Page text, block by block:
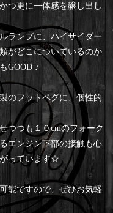
つ更に一体感を醸し出し
ランプに、ハイサイダー
がどこについているのか
GOOD ♪
のフットペグに、個性的
つつも１０cmのフォーク
エンジン下部の接触も心
っています☆
能ですので、ぜひお気軽